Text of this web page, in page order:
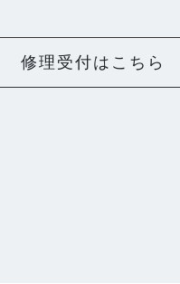
修理受付はこちら